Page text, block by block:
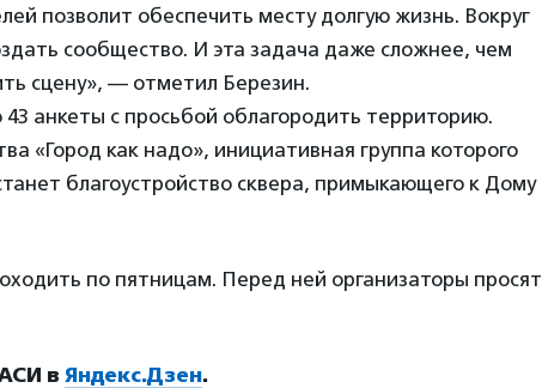
позволит обеспечить месту долгую жизнь. Вокруг
сообщество. И эта задача даже сложнее, чем
сцену», — отметил Березин.
анкеты с просьбой облагородить территорию.
«Город как надо», инициативная группа которого
благоустройство сквера, примыкающего к Дому
по пятницам. Перед ней организаторы просят
в Яндекс.Дзен.